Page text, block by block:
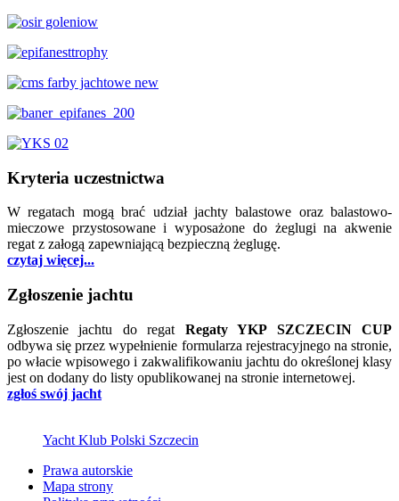
Kryteria uczestnictwa
W regatach mogą brać udział jachty balastowe oraz balastowo-
mieczowe przystosowane i wyposażone do żeglugi na akwenie
regat z załogą zapewniającą bezpieczną żeglugę.
czytaj więcej...
Zgłoszenie jachtu
Zgłoszenie jachtu do regat Regaty YKP SZCZECIN CUP
odbywa się przez wypełnienie formularza rejestracyjnego na stronie,
po włacie wpisowego i zakwalifikowaniu jachtu do określonej klasy
jest on dodany do listy opublikowanej na stronie internetowej.
zgłoś swój jacht
Yacht Klub Polski Szczecin
Prawa autorskie
Mapa strony